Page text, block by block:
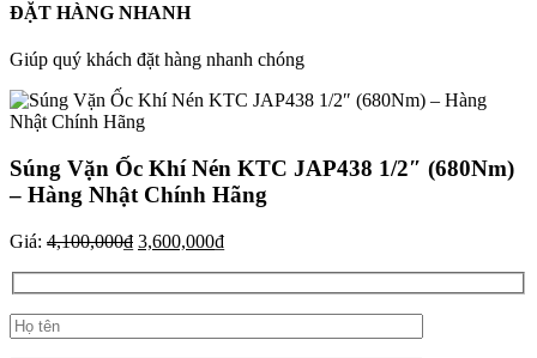
ĐẶT HÀNG NHANH
Giúp quý khách đặt hàng nhanh chóng
Súng Vặn Ốc Khí Nén KTC JAP438 1/2″ (680Nm)
– Hàng Nhật Chính Hãng
Giá: 4,100,000₫ Giá
3,600,000₫Giá